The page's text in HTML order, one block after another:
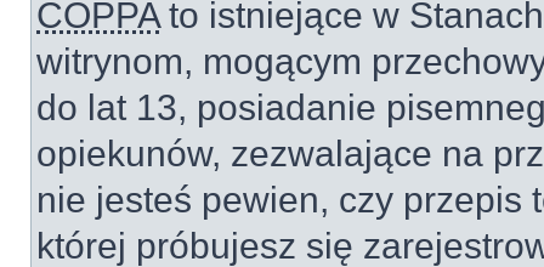
COPPAto istniejące w
witrynom, mogącym
do lat 13, posiadanie
opiekunów, zezwalające na
nie jesteś pewien, czy przepis
której próbujesz się